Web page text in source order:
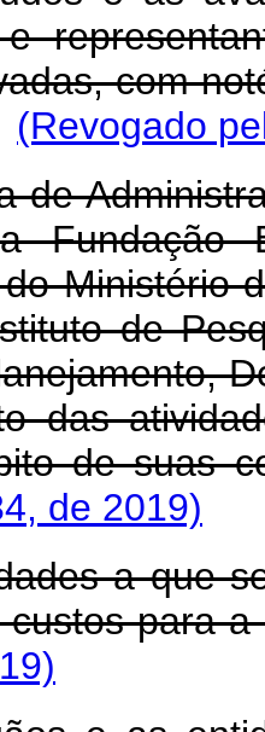
e
com
(Revogado
de
Fundação
Ministério
de
das
de suas
de 2019)
a que
custos para